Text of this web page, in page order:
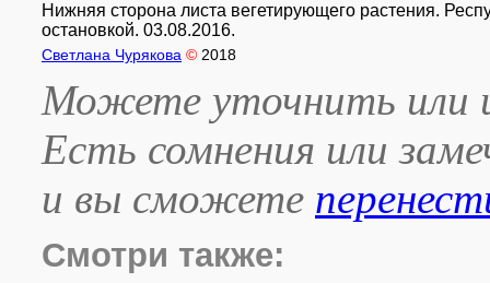
Нижняя сторона листа вегетирующего растения.
остановкой. 03.08.2016.
Светлана Чурякова © 2018
Можете уточнить или
Есть сомнения или
и вы сможете
Смотри также: